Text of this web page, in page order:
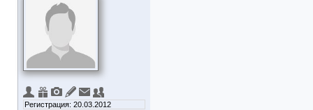
Регистрация: 20.03.2012